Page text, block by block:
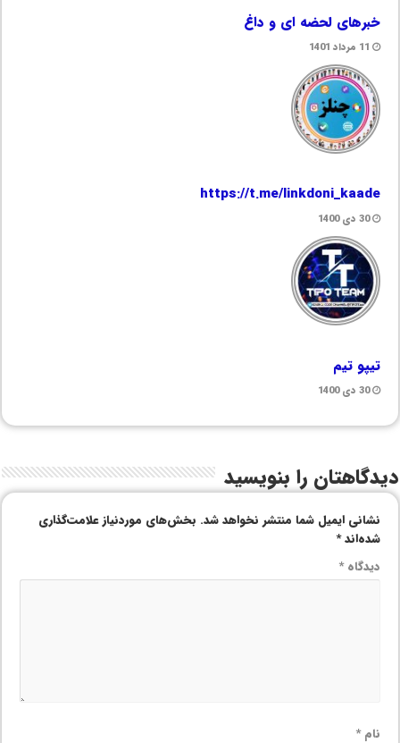
خبرهای لحضه ای و داغ
11 مرداد 1401
https://t.me/linkdoni_kaade
30 دی 1400
تیپو تیم
30 دی 1400
دیدگاهتان را بنویسید
نشانی ایمیل شما منتشر نخواهد شد. بخش‌های موردنیاز علامت‌گذاری
شده‌اند*
دیدگاه*
نام*